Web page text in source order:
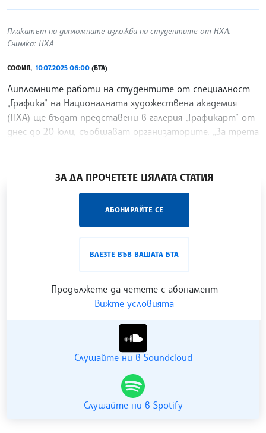
Плакатът на дипломните изложби на студентите от НХА.
Снимка: НХА
СОФИЯ, 10.07.2025 06:00 (БТА)
Дипломните работи на студентите от специалност
„Графика“ на Националната художествена академия
(НХА) ще бъдат представени в галерия „Графикарт“ от
днес до 20 юли, съобщават организаторите. „За трета
ЗА ДА ПРОЧЕТЕТЕ ЦЯЛАТА СТАТИЯ
АБОНИРАЙТЕ СЕ
ВЛЕЗТЕ ВЪВ ВАШАТА БТА
Продължете да четете с абонамент
Вижте условията
„Час ЛИК“ на БТА е мястото за срещи отблизо с
Гледайте ни в YouTube
Слушайте ни в Soundcloud
Слушайте ни в Spotify